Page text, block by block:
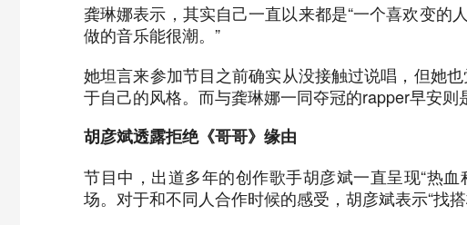
龚琳娜表示，其实自己一直以来都是“一个喜欢变的
做的音乐能很潮。”
她坦言来参加节目之前确实从没接触过说唱，但她
于自己的风格。而与龚琳娜一同夺冠的rapper早安则
胡彦斌透露拒绝《哥哥》缘由
节目中，出道多年的创作歌手胡彦斌一直呈现“热
场。对于和不同人合作时候的感受，胡彦斌表示“找